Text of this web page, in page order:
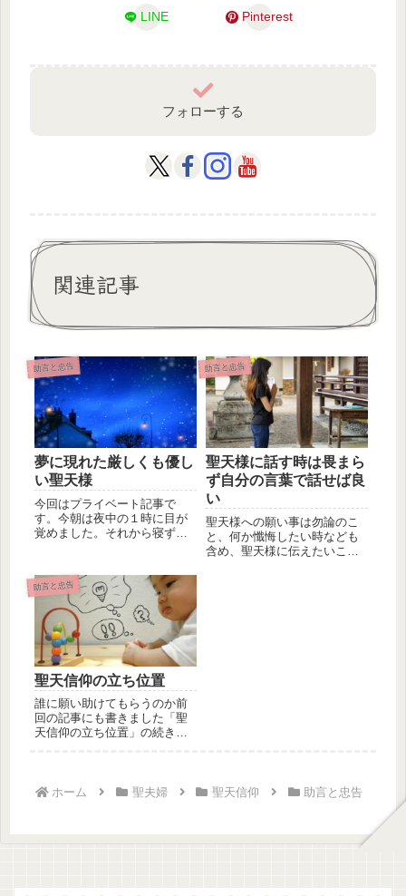
LINE Pinterest
フォローする
関連記事
助言と忠告
夢に現れた厳しくも優し
い聖天様
今回はプライベート記事で
す。今朝は夜中の１時に目が
覚めました。それから寝ずに
助言と忠告
聖天様に話す時は畏まら
ず自分の言葉で話せば良
い
聖天様への願い事は勿論のこ
と、何か懺悔したい時なども
含め、聖天様に伝えたいこと
助言と忠告
聖天信仰の立ち位置
誰に願い助けてもらうのか前
回の記事にも書きました「聖
天信仰の立ち位置」の続きで
ホーム 聖夫婦 聖天信仰 助言と忠告